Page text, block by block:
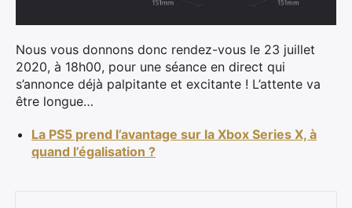
Nous vous donnons donc rendez-vous le 23 juillet
2020, à 18h00, pour une séance en direct qui
s’annonce déjà palpitante et excitante ! L’attente va
être longue…
La PS5 prend l’avantage sur la Xbox Series X, à
quand l’égalisation ?
×
Rechercher
: